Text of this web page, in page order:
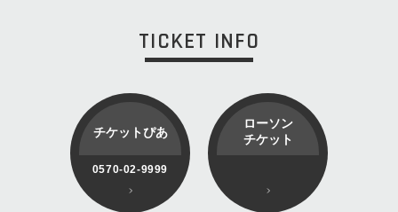
TICKET INFO
チケットぴあ
0570-02-9999
ローソン
チケット